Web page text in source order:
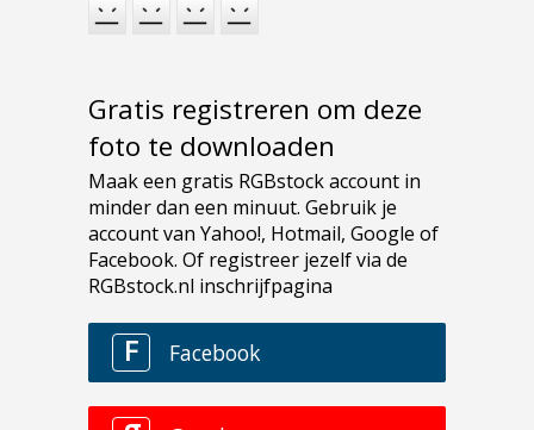
Gratis registreren om deze
foto te downloaden